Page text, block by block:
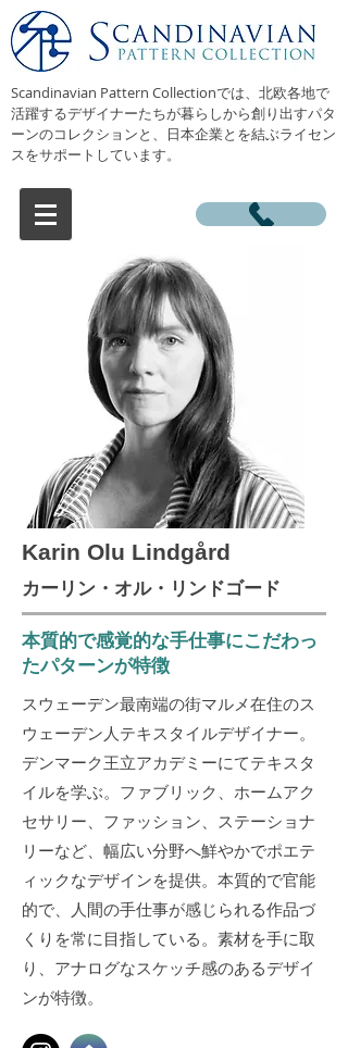
Scandinavian Pattern Collectionでは、北欧各地で
活躍するデザイナーたちが暮らしから創り出すパタ
ーンのコレクションと、日本企業とを結ぶライセン
スをサポートしています。
Karin Olu Lindgård
カーリン・オル・リンドゴード
本質的で感覚的な手仕事にこだわっ
たパターンが特徴
スウェーデン最南端の街マルメ在住のス
ウェーデン人テキスタイルデザイナー。
デンマーク王立アカデミーにてテキスタ
イルを学ぶ。ファブリック、ホームアク
セサリー、ファッション、ステーショナ
リーなど、幅広い分野へ鮮やかでポエテ
ィックなデザインを提供。本質的で官能
的で、人間の手仕事が感じられる作品づ
くりを常に目指している。素材を手に取
り、アナログなスケッチ感のあるデザイ
ンが特徴。